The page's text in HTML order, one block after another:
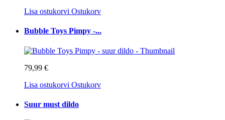
Lisa ostukorvi Ostukorv
Bubble Toys Pimpy -...
79,99 €
Lisa ostukorvi Ostukorv
Suur must dildo